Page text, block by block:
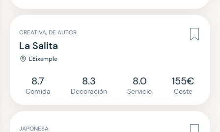
CREATIVA, DE AUTOR
La Salita
L'Eixample
8.7
Comida
8.3
Decoración
8.0
Servicio
155€
Coste
JAPONESA